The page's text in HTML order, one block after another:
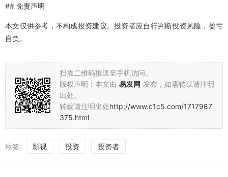
## 免责声明
本文仅供参考，不构成投资建议。投资者应自行判断投资风险，盈亏
自负。
扫描二维码推送至手机访问。
版权声明：本文由 易发网 发布，如需转载请注明
出处。
转载请注明出处http://www.c1c5.com/1717987
375.html
标签: 影视 投资 投资者